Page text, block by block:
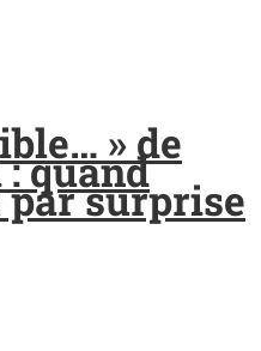
» de
quand
par surprise